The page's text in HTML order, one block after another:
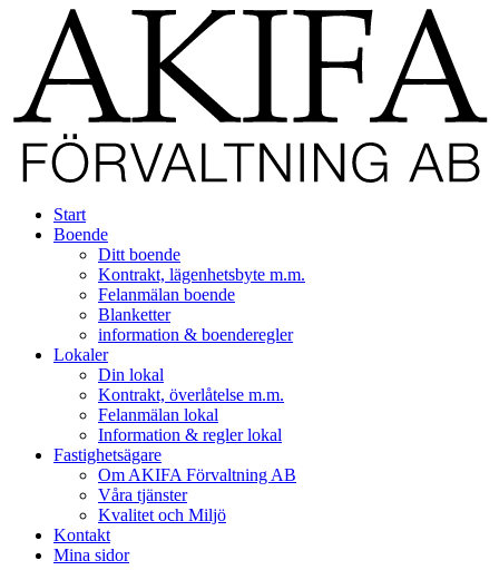
Start
Boende
Ditt boende
Kontrakt, lägenhetsbyte m.m.
Felanmälan boende
Blanketter
information & boenderegler
Lokaler
Din lokal
Kontrakt, överlåtelse m.m.
Felanmälan lokal
Information & regler lokal
Fastighetsägare
Om AKIFA Förvaltning AB
Våra tjänster
Kvalitet och Miljö
Kontakt
Mina sidor